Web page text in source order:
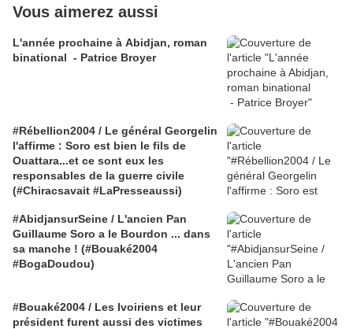
Vous aimerez aussi
L'année prochaine à Abidjan, roman
binational - Patrice Broyer
#Rébellion2004 / Le général Georgelin
l'affirme : Soro est bien le fils de
Ouattara...et ce sont eux les
responsables de la guerre civile
(#Chiracsavait #LaPresseaussi)
#AbidjansurSeine / L'ancien Pan
Guillaume Soro a le Bourdon ... dans
sa manche ! (#Bouaké2004
#BogaDoudou)
#Bouaké2004 / Les Ivoiriens et leur
président furent aussi des victimes